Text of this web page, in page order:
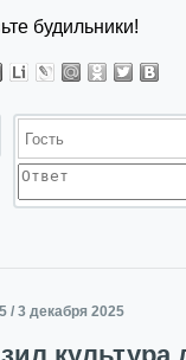
будильники!
/ 3 декабря 2025